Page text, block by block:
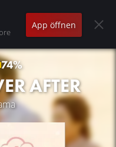
App öffnen
74%
AFTER